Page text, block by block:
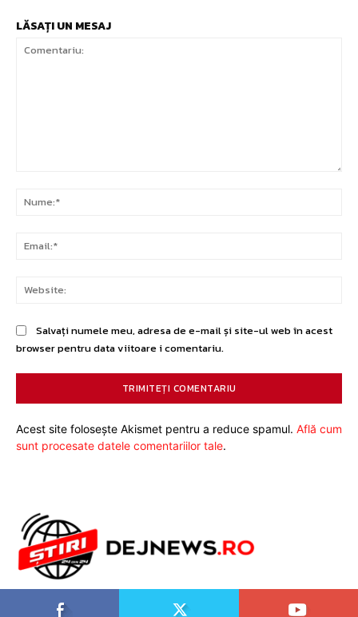
LĂSAȚI UN MESAJ
Salvați numele meu, adresa de e-mail și site-ul web în acest
browser pentru data viitoare i comentariu.
Acest site folosește Akismet pentru a reduce spamul. Află cum
sunt procesate datele comentariilor tale.